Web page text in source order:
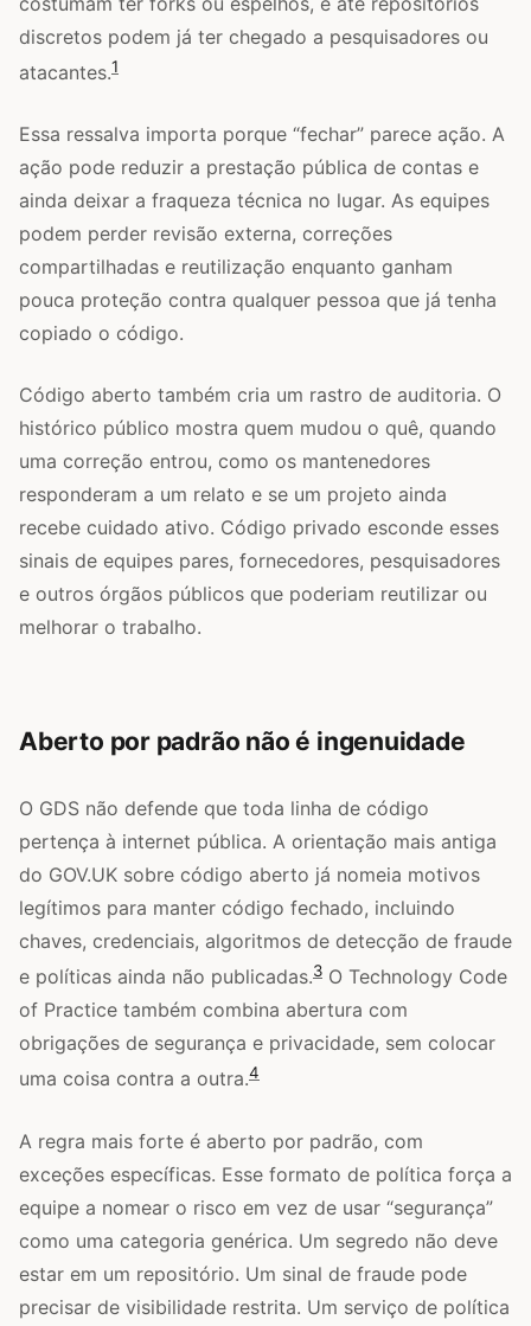
discretos podem já ter chegado a pesquisadores ou
atacantes.1
Essa ressalva importa porque “fechar” parece ação. A
ação pode reduzir a prestação pública de contas e
ainda deixar a fraqueza técnica no lugar. As equipes
podem perder revisão externa, correções
compartilhadas e reutilização enquanto ganham
pouca proteção contra qualquer pessoa que já tenha
copiado o código.
Código aberto também cria um rastro de auditoria. O
histórico público mostra quem mudou o quê, quando
uma correção entrou, como os mantenedores
responderam a um relato e se um projeto ainda
recebe cuidado ativo. Código privado esconde esses
sinais de equipes pares, fornecedores, pesquisadores
e outros órgãos públicos que poderiam reutilizar ou
melhorar o trabalho.
Aberto por padrão não é ingenuidade
O GDS não defende que toda linha de código
pertença à internet pública. A orientação mais antiga
do GOV.UK sobre código aberto já nomeia motivos
legítimos para manter código fechado, incluindo
chaves, credenciais, algoritmos de detecção de fraude
e políticas ainda não publicadas.3 O Technology Code
of Practice também combina abertura com
obrigações de segurança e privacidade, sem colocar
uma coisa contra a outra.4
A regra mais forte é aberto por padrão, com
exceções específicas. Esse formato de política força a
equipe a nomear o risco em vez de usar “segurança”
como uma categoria genérica. Um segredo não deve
estar em um repositório. Um sinal de fraude pode
precisar de visibilidade restrita. Um serviço de política